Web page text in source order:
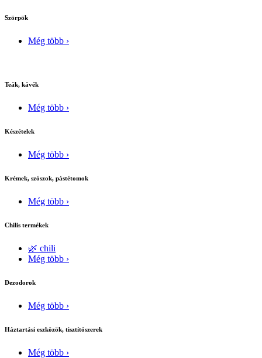
Szörpök
Még több ›
Teák, kávék
Még több ›
Készételek
Még több ›
Krémek, szószok, pástétomok
Még több ›
Chilis termékek
🌿 chili
Még több ›
Dezodorok
Még több ›
Háztartási eszközök, tisztítószerek
Még több ›